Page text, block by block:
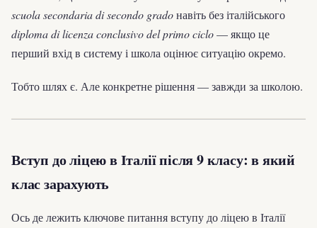
scuola secondaria di secondo gradoнавіть без італійського
diploma di licenza conclusivo del primo ciclo— якщо це
перший вхід в систему і школа оцінює ситуацію окремо.
Тобто шлях є. Але конкретне рішення — завжди за школою.
Вступ до ліцею в Італії після 9 класу: в який
клас зарахують
Ось де лежить ключове питання вступу до ліцею в Італії